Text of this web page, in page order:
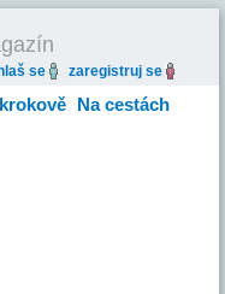
se zaregistruj se
Na cestách